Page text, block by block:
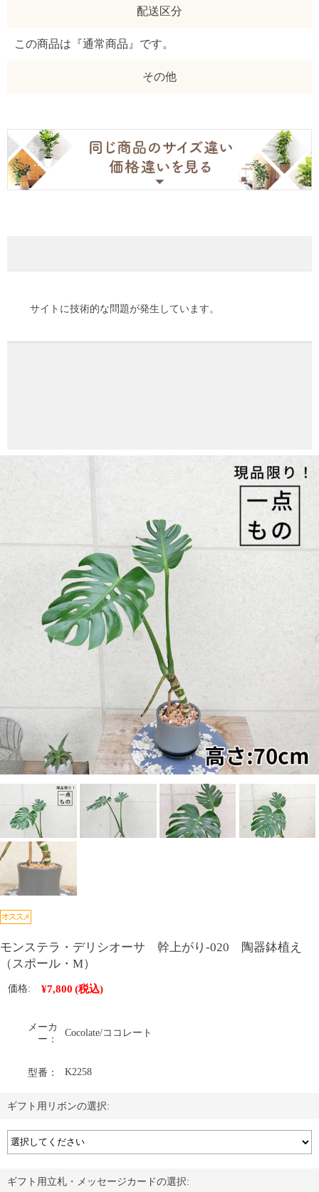
配送区分
この商品は『通常商品』です。
その他
モンステラ・デリシオーサ 幹上がり-020 陶器鉢植え
（スポール・M）
価格: ¥7,800 (税込)
メーカ
ー：
Cocolate/ココレート
型番： K2258
ギフト用リボンの選択:
ギフト用立札・メッセージカードの選択: